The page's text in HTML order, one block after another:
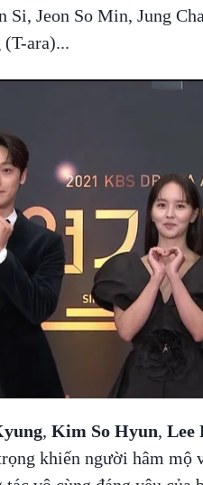
Jeon So Min, Jung
ara)...
, Kim So Hyun, Lee
khiến người hâm mộ